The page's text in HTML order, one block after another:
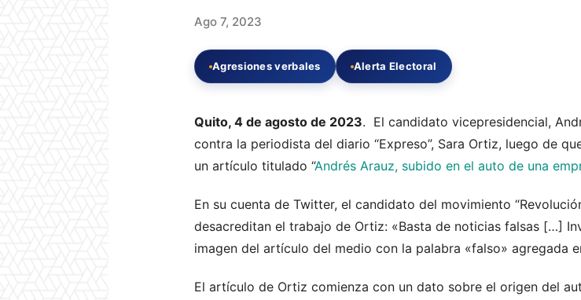
Ago 7, 2023
Agresiones verbales Alerta Electoral
Quito, 4 de agosto de 2023. El candidato vicepresidencial,
contra la periodista del diario “Expreso”, Sara Ortiz, luego de
un artículo titulado “Andrés Arauz, subido en el auto de una
En su cuenta de Twitter, el candidato del movimiento
desacreditan el trabajo de Ortiz: «Basta de noticias falsas […]
imagen del artículo del medio con la palabra «falso» agregada
El artículo de Ortiz comienza con un dato sobre el origen del